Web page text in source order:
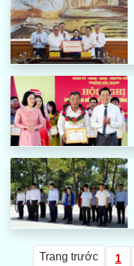
Trang trước 1